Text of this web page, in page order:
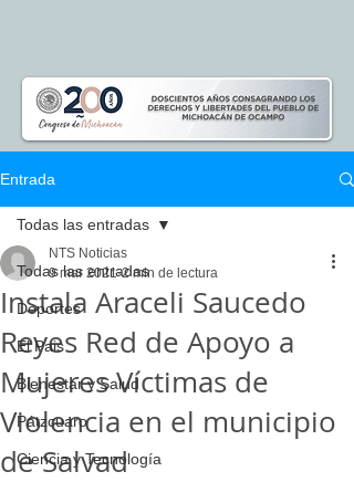
Entrada
Todas las entradas
Deportes
El Pais
Bienestar y Salud
Pátzcuaro
Ciencia y Tecnología
Todas las entradas
Instala Araceli Saucedo
Reyes Red de Apoyo a
Mujeres Víctimas de
Violencia en el municipio
de Salvad
NTS Noticias
9 mar 2021 2 min de lectura